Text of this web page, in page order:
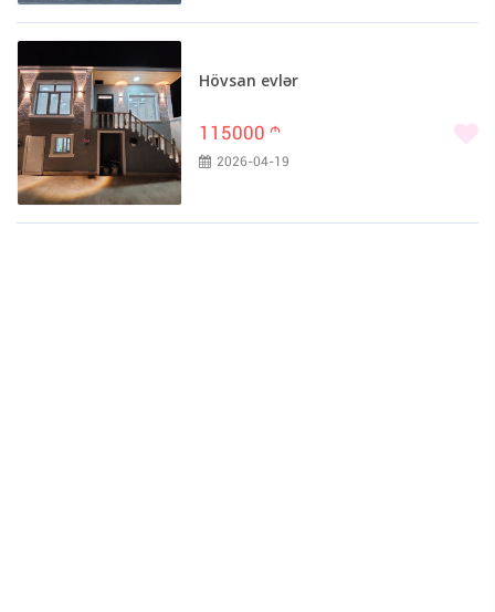
Hövsan evlər
115000 m
2026-04-19